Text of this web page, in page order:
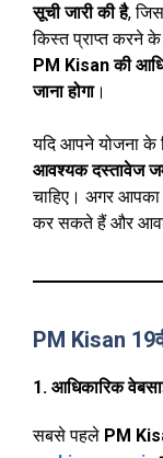
सूची जारी की है,
किस्त प्राप्त करने
PM Kisan की
जाना होगा।
यदि आपने योजना के
आवश्यक दस्तावेज
चाहिए। अगर
कर सकते हैं और
PM Kisan
1. आधिकारिक
सबसे पहले PM